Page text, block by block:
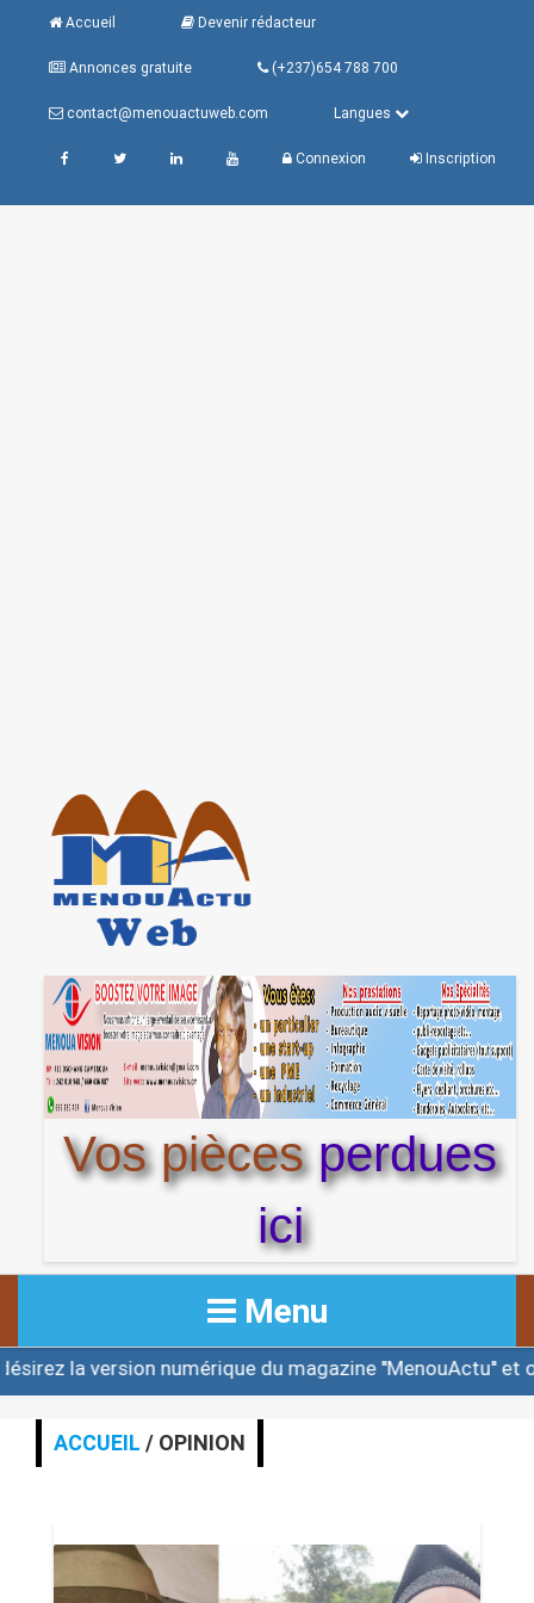
Accueil Devenir rédacteur
Annonces gratuite (+237)654 788 700
contact@menouactuweb.com Langues
Connexion Inscription
Vos piècesperdues
ici
Menu
ACCUEIL
ACTUALITE
ALERTE
du magazine ''MenouActu'' et ou une des éditions
ACCUEIL / OPINION